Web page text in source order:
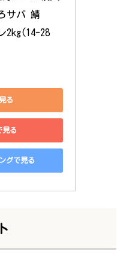
サバ 鯖
2kg(14-28
る
見る
グで見る